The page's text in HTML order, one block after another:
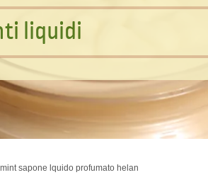
ti liquidi
sapone lquido profumato helan